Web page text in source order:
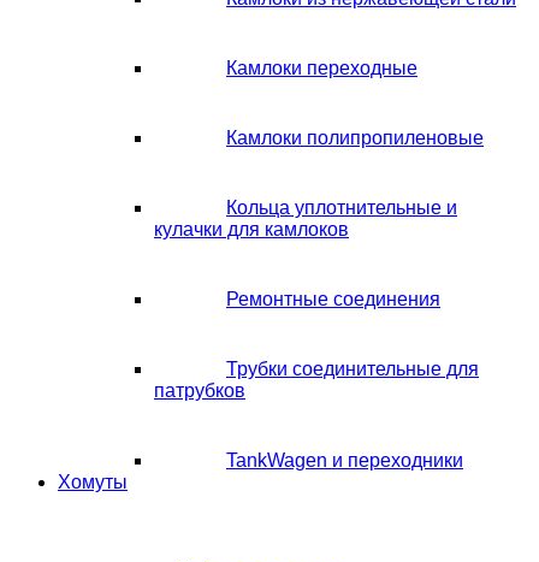
Камлоки переходные
Камлоки полипропиленовые
Кольца уплотнительные и
кулачки для камлоков
Ремонтные соединения
Трубки соединительные для
патрубков
TankWagen и переходники
Хомуты